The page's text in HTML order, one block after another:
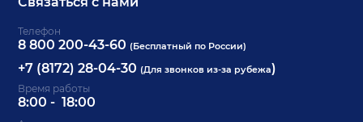
Телефон
8 800 200-43-60 (Бесплатный по России)
+7 (8172) 28-04-30 (Для звонков из-за рубежа)
Время работы
8:00 - 18:00